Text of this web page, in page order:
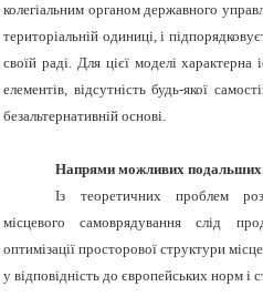
колегіальним органом державного
територіальній одиниці, і
своїй раді. Для цієї моделі характерна
елементів, відсутність будь-якої
безальтернативній основі.
Напрями можливих подальших
Із теоретичних проблем
місцевого самоврядування слід
оптимізації просторової структури
у відповідність до європейських норм і